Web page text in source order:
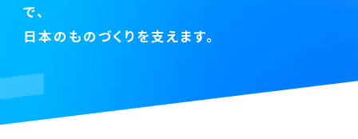
で、
日本のものづくりを支えます。